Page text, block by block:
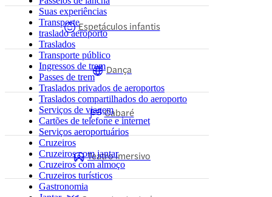
Suas experiências
Transporte
traslado aeroporto
Traslados
Transporte público
Ingressos de trem
Passes de trem
Traslados privados de aeroportos
Traslados compartilhados do aeroporto
Serviços de viagem
Cartões de telefone e internet
Serviços aeroportuários
Cruzeiros
Cruzeiros com jantar
Cruzeiros com almoço
Cruzeiros turísticos
Gastronomia
Espetáculos infantis
Dança
Cabaré
Teatro imersivo